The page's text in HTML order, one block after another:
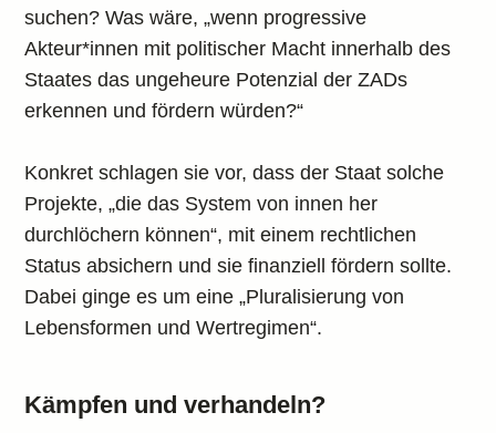
suchen? Was wäre, „wenn progressive
Akteur*innen mit politischer Macht innerhalb des
Staates das ungeheure Potenzial der ZADs
erkennen und fördern würden?“
Konkret schlagen sie vor, dass der Staat solche
Projekte, „die das System von innen her
durchlöchern können“, mit einem rechtlichen
Status absichern und sie finanziell fördern sollte.
Dabei ginge es um eine „Pluralisierung von
Lebensformen und Wertregimen“.
Kämpfen und verhandeln?